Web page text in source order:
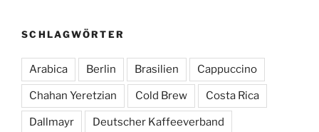
SCHLAGWÖRTER
Arabica Berlin Brasilien Cappuccino
Chahan Yeretzian Cold Brew Costa Rica
Dallmayr Deutscher Kaffeeverband